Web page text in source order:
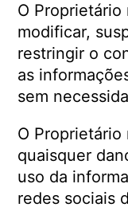
O
modificar,
restringir o
as
sem
O
quaisquer
uso da
redes sociais